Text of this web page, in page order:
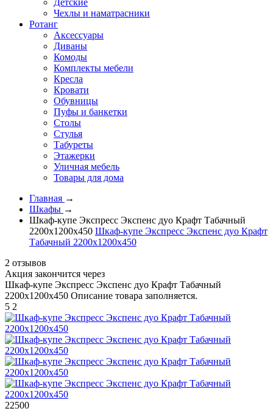
Детские
Чехлы и наматрасники
Ротанг
Аксессуары
Диваны
Комоды
Комплекты мебели
Кресла
Кровати
Обувницы
Пуфы и банкетки
Столы
Стулья
Табуреты
Этажерки
Уличная мебель
Товары для дома
Главная →
Шкафы →
Шкаф-купе Экспресс Экспенс дуо Крафт Табачный
2200х1200х450 Шкаф-купе Экспресс Экспенс дуо Крафт
Табачный 2200х1200х450
2 отзывов
Акция закончится через
Шкаф-купе Экспресс Экспенс дуо Крафт Табачный
2200х1200х450 Описание товара заполняется.
5 2
22500